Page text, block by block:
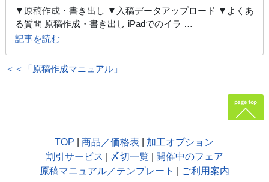
▼原稿作成・書き出し ▼入稿データアップロード ▼よくあ
る質問 原稿作成・書き出し iPadでのイラ …
記事を読む
＜＜「原稿作成マニュアル」
TOP 商品／価格表
加工オプション
割引サービス
〆切一覧
開催中のフェア
原稿マニュアル／テンプレート
ご利用案内